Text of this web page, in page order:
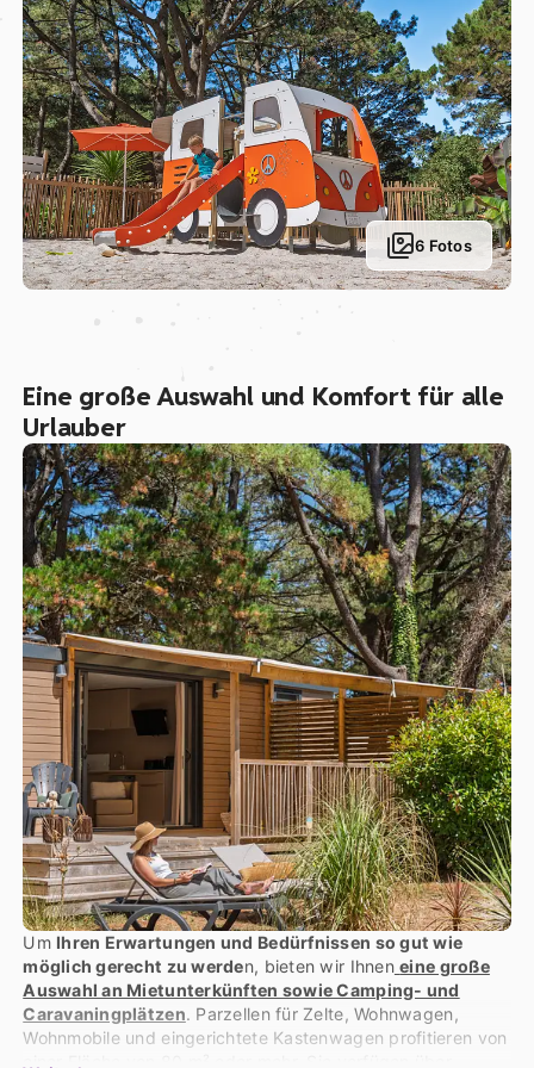
6 Fotos
Eine große Auswahl und Komfort für alle
Urlauber
Um Ihren Erwartungen und Bedürfnissen so gut wie
möglich gerecht zu werden, bieten wir Ihnen eine große
Auswahl an Mietunterkünften sowie Camping- und
Caravaningplätzen. Parzellen für Zelte, Wohnwagen,
Wohnmobile und eingerichtete Kastenwagen profitieren von